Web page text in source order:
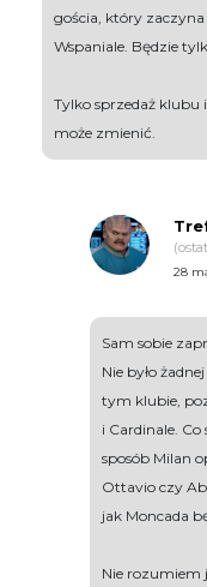
gościa, który
Wspaniale. Będzie
Tylko sprzedaż
może zmienić.
28
Sam sobie
Nie było
tym klubie,
i Cardinale.
sposób Milan
Ottavio czy
jak Moncada
Nie rozumiem